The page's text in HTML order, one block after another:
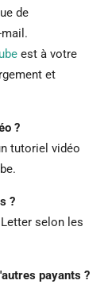
de
est à votre
et
?
tutoriel vidéo
?
selon les
payants ?